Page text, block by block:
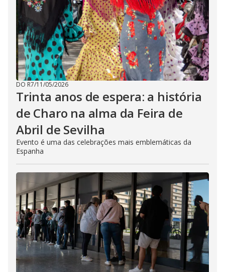
DO R7/11/05/2026
Trinta anos de espera: a história
de Charo na alma da Feira de
Abril de Sevilha
Evento é uma das celebrações mais emblemáticas da
Espanha